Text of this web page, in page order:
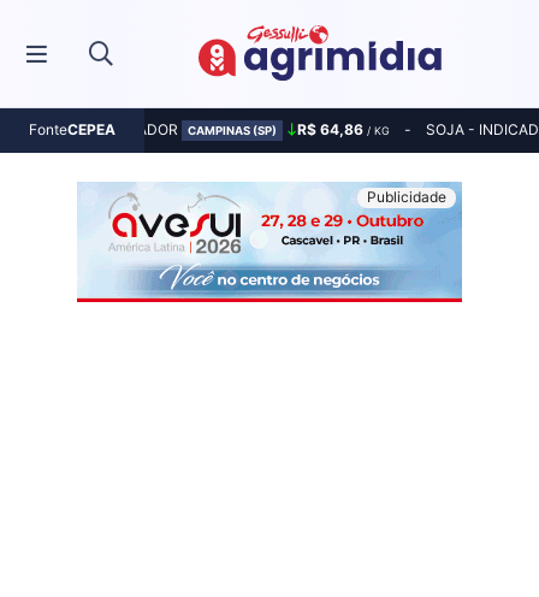
FonteCEPEA
MILHO - INDICADOR CAMPINAS (SP) R$ 64,86 / KG SOJA -